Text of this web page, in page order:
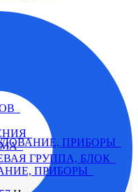
ГРУППА, БЛОК
ПРИБОРЫ
ПРИБОРЫ